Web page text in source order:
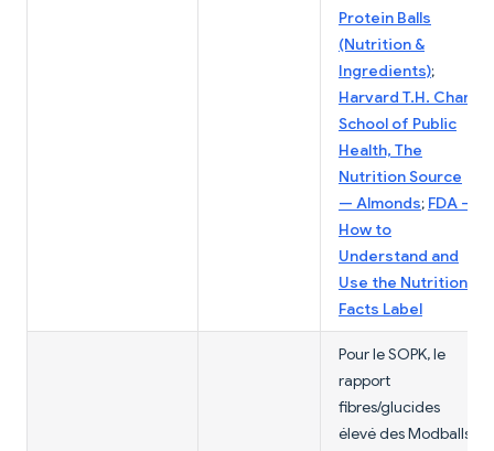
Protein Balls
(Nutrition &
Ingredients);
Harvard T.H. Chan
School of Public
Health, The
Nutrition Source
— Almonds; FDA —
How to
Understand and
Use the Nutrition
Facts Label
Pour le SOPK, le
rapport
fibres/glucides
élevé des Modballs